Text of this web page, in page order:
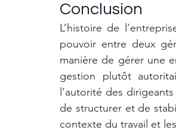
Conclusion
L’histoire de
pouvoir entre deux
manière de gérer une
gestion plutôt
l’autorité des
de structurer et de
contexte du travail et